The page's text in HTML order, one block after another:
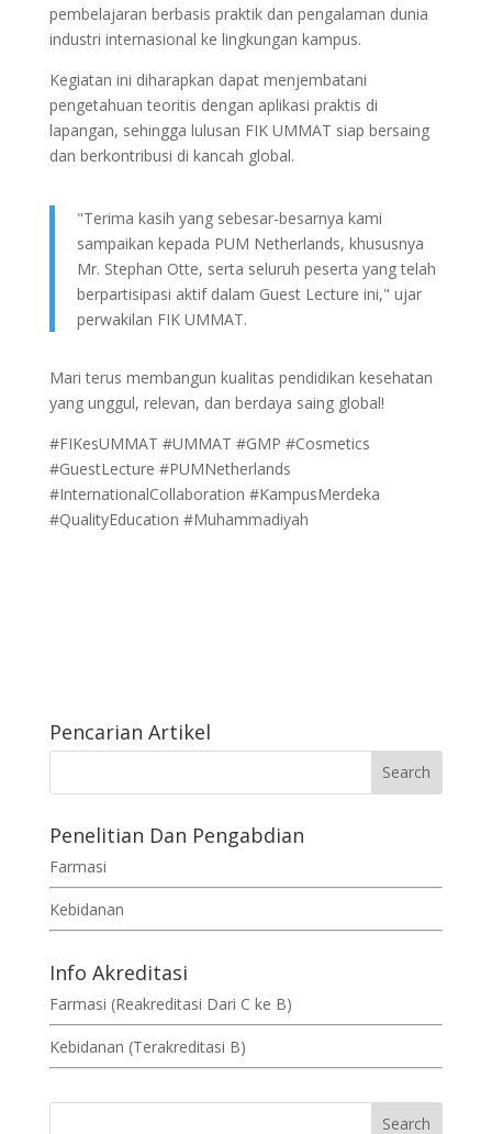
pembelajaran berbasis praktik dan pengalaman dunia
industri internasional ke lingkungan kampus.
Kegiatan ini diharapkan dapat menjembatani
pengetahuan teoritis dengan aplikasi praktis di
lapangan, sehingga lulusan FIK UMMAT siap bersaing
dan berkontribusi di kancah global.
"Terima kasih yang sebesar-besarnya kami
sampaikan kepada PUM Netherlands, khususnya
Mr. Stephan Otte, serta seluruh peserta yang telah
berpartisipasi aktif dalam Guest Lecture ini," ujar
perwakilan FIK UMMAT.
Mari terus membangun kualitas pendidikan kesehatan
yang unggul, relevan, dan berdaya saing global!
#FIKesUMMAT #UMMAT #GMP #Cosmetics
#GuestLecture #PUMNetherlands
#InternationalCollaboration #KampusMerdeka
#QualityEducation #Muhammadiyah
Pencarian Artikel
Penelitian Dan Pengabdian
Farmasi
Kebidanan
Info Akreditasi
Farmasi (Reakreditasi Dari C ke B)
Kebidanan (Terakreditasi B)